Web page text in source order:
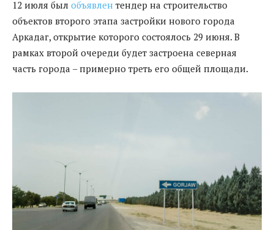
12 июля был объявлен тендер на строительство
объектов второго этапа застройки нового города
Аркадаг, открытие которого состоялось 29 июня. В
рамках второй очереди будет застроена северная
часть города – примерно треть его общей площади.